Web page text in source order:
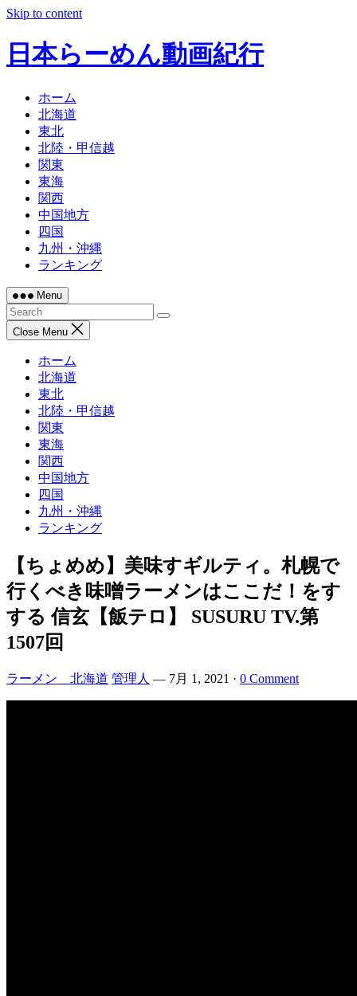
Skip to content
日本らーめん動画紀行
ホーム
北海道
東北
北陸・甲信越
関東
東海
関西
中国地方
四国
九州・沖縄
ランキング
Menu
Close Menu
ホーム
北海道
東北
北陸・甲信越
関東
東海
関西
中国地方
四国
九州・沖縄
ランキング
【ちょめめ】美味すギルティ。札幌で
行くべき味噌ラーメンはここだ！をす
する 信玄【飯テロ】 SUSURU TV.第
1507回
ラーメン 北海道 管理人 — 7月 1, 2021 · 0 Comment